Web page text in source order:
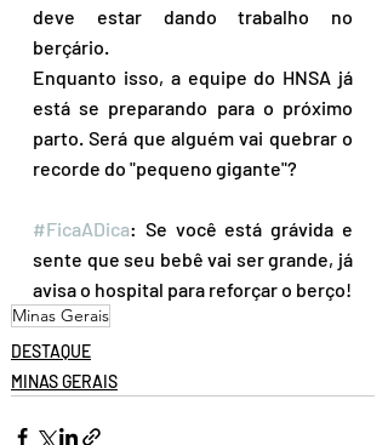
deve estar dando trabalho no
berçário.
Enquanto isso, a equipe do HNSA já
está se preparando para o próximo
parto. Será que alguém vai quebrar o
recorde do "pequeno gigante"?
#FicaADica: Se você está grávida e
sente que seu bebê vai ser grande, já
Minas Gerais
DESTAQUE
MINAS GERAIS